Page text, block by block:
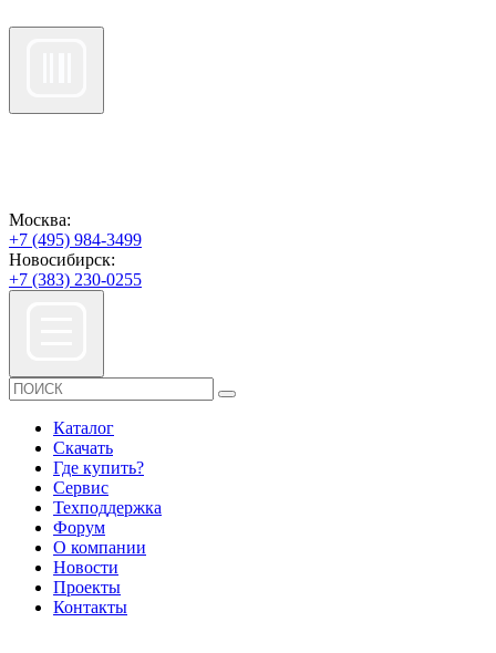
Москва:
+7 (495) 984-3499
Новосибирск:
+7 (383) 230-0255
Каталог
Скачать
Где купить?
Сервис
Техподдержка
Форум
О компании
Новости
Проекты
Контакты